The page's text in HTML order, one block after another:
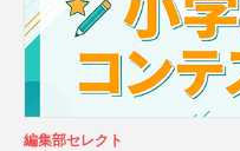
編集部セレクト